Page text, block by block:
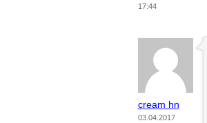
17:44
cream hn
03.04.2017